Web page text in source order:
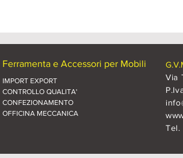
Ferramenta e Accessori per Mobili
IMPORT EXPORT
CONTROLLO QUALITA'
CONFEZIONAMENTO
OFFICINA MECCANICA
Via
Tel.